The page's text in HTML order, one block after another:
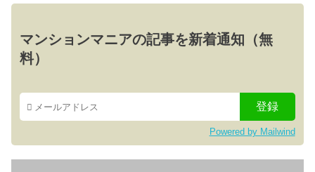
マンションマニアの記事を新着通知（無
料）
Powered by Mailwind